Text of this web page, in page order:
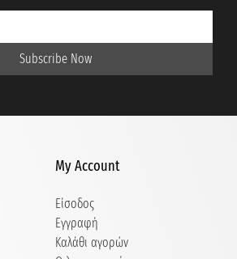
Subscribe Now
My Account
Είσοδος
Εγγραφή
Καλάθι αγορών